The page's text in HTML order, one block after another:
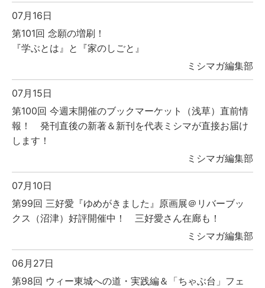
07月16日
第101回 念願の増刷！
『学ぶとは』と『家のしごと』
ミシマガ編集部
07月15日
第100回 今週末開催のブックマーケット（浅草）直前情
報！ 発刊直後の新著＆新刊を代表ミシマが直接お届け
します！
ミシマガ編集部
07月10日
第99回 三好愛『ゆめがきました』原画展＠リバーブッ
クス（沼津）好評開催中！ 三好愛さん在廊も！
ミシマガ編集部
06月27日
第98回 ウィー東城への道・実践編＆「ちゃぶ台」フェ